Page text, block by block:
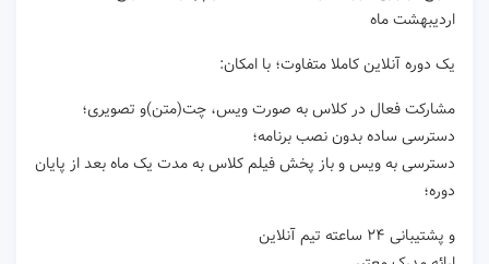
اردیبهشت ماه
یک دوره آنلاین کاملا متفاوت؛ با امکان:
مشارکت فعال در کلاس به صورت ویس، چت(متن)و تصویری؛
دسترسی ساده بدون نصب برنامه؛
دسترسی به ویس و باز پخش فیلم کلاس به مدت یک ماه بعد از پایان
دوره؛
و پشتیبانی ۲۴ ساعته تیم آنلاین